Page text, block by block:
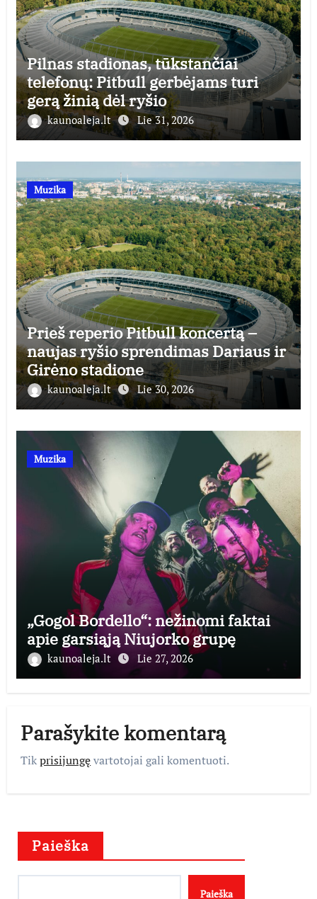
Pilnas stadionas, tūkstančiai
telefonų: Pitbull gerbėjams turi
gerą žinią dėl ryšio
kaunoaleja.lt Lie 31, 2026
Muzika
Prieš reperio Pitbull koncertą –
naujas ryšio sprendimas Dariaus ir
Girėno stadione
kaunoaleja.lt Lie 30, 2026
Muzika
„Gogol Bordello“: nežinomi faktai
apie garsiąją Niujorko grupę
kaunoaleja.lt Lie 27, 2026
Parašykite komentarą
Tikprisijungęvartotojai gali komentuoti.
Paieška
Paieška